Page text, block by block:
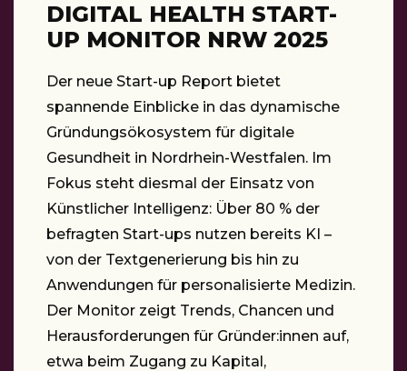
DIGITAL HEALTH START-
UP MONITOR NRW 2025
Der neue Start-up Report bietet
spannende Einblicke in das dynamische
Gründungsökosystem für digitale
Gesundheit in Nordrhein-Westfalen. Im
Fokus steht diesmal der Einsatz von
Künstlicher Intelligenz: Über 80 % der
befragten Start-ups nutzen bereits KI –
von der Textgenerierung bis hin zu
Anwendungen für personalisierte Medizin.
Der Monitor zeigt Trends, Chancen und
Herausforderungen für Gründer:innen auf,
etwa beim Zugang zu Kapital,